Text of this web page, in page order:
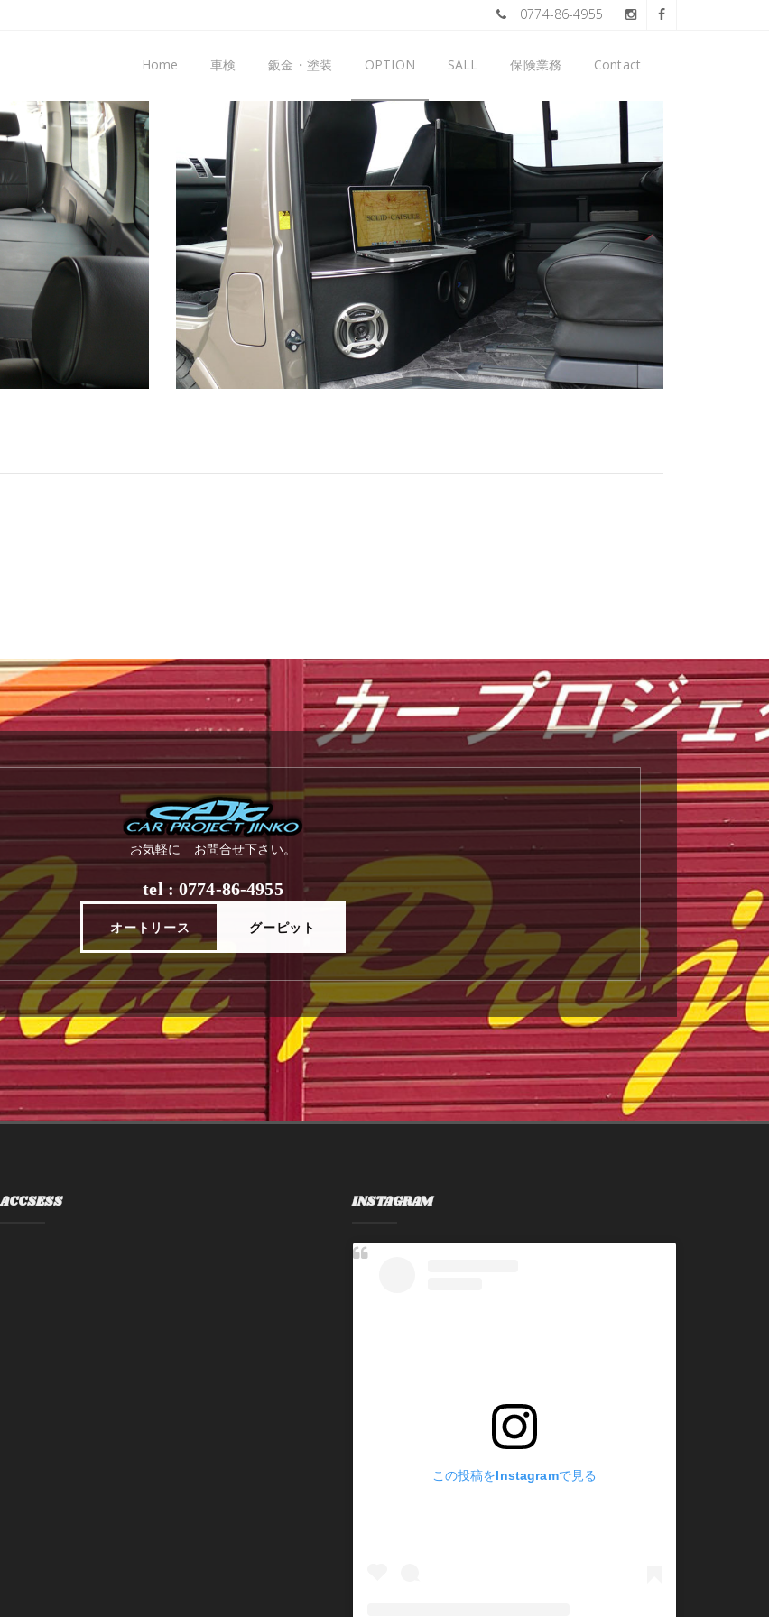
0774-86-4955
Home 車検 鈑金・塗装 OPTION SALL 保険業務 Contact
お気軽に お問合せ下さい。
tel : 0774-86-4955
オートリース グーピット
ACCSESS INSTAGRAM
この投稿をInstagramで見る